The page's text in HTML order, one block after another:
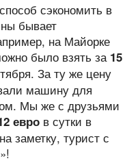
сэкономить в
бывает
на Майорке
было взять за 15
За ту же цену
машину для
Мы же с друзьями
евров сутки в
заметку, турист с